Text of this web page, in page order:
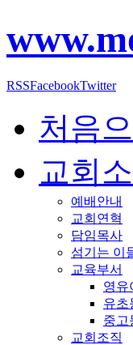
RSSFacebookTwitter
처음
교회
예배안내
교회연혁
담임목사
섬기는 이
교육부서
영유
유초
중고
교회조직